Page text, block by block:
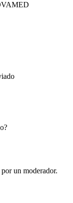
un moderador.